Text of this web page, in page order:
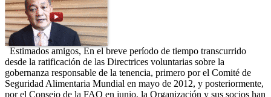
Estimados amigos, En el breve período de tiempo transcurrido
desde la ratificación de las Directrices voluntarias sobre la
gobernanza responsable de la tenencia, primero por el Comité de
Seguridad Alimentaria Mundial en mayo de 2012, y posteriormente,
por el Consejo de la FAO en junio, la Organización y sus socios han